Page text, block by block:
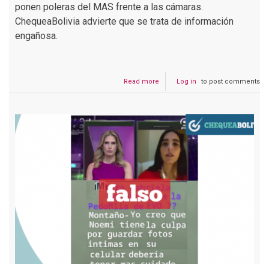
ponen poleras del MAS frente a las cámaras.
ChequeaBolivia advierte que se trata de información
engañosa.
Read more
Representantes
zona
sud
dan
la
espalda
a
CC
y
se
unen
al
MAS
Log in to post comments